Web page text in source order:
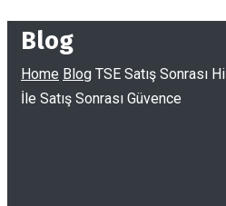
Blog
Home Blog TSE Satış Sonrası
İle Satış Sonrası Güvence